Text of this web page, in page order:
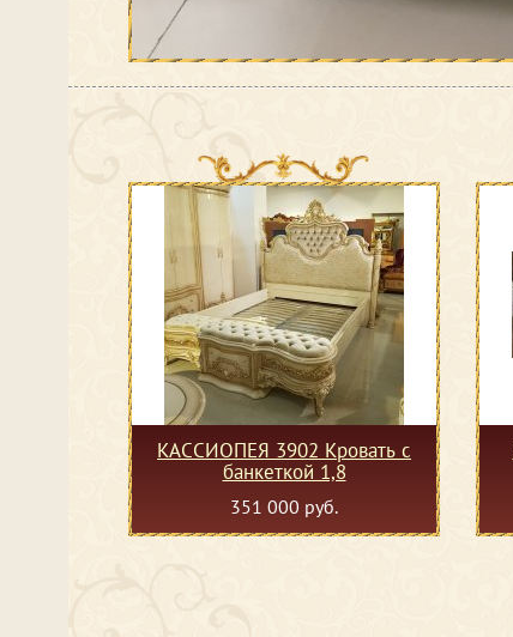
КАССИОПЕЯ 3902 Кровать с
банкеткой 1,8
351 000 руб.